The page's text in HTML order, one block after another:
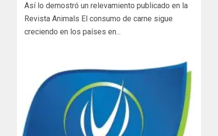
Así lo demostró un relevamiento publicado en la
Revista Animals El consumo de carne sigue
creciendo en los países en...